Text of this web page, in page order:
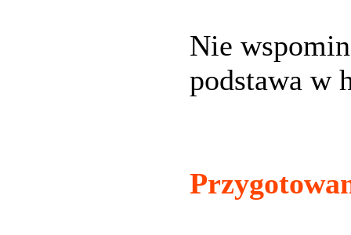
Nie
podstawa w